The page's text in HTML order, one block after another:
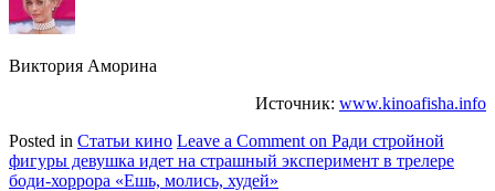
Виктория Аморина
Источник: www.kinoafisha.info
Posted in Статьи кино Leave a Comment on Ради стройной
фигуры девушка идет на страшный эксперимент в трелере
боди-хоррора «Ешь, молись, худей»